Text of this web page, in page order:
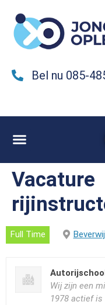
Bel nu 085-
Vacature
Full Time
Wij zijn een
1978 actief is